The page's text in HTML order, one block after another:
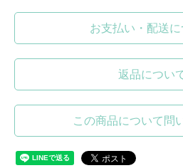
お支払い・配送に
返品につい
この商品について問